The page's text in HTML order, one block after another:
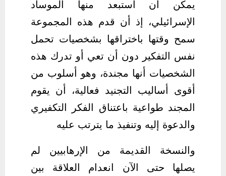
يمكن أن استبعد منها الموساد
الإسرائيلي، إذ أن قدم هذه المجموعة
سمح وقتها باختراقها بشخصيات تحمل
نفس التفكير دون أن تعي أو تدرك هذه
الشخصيات أنها مجندة، وهو أسلوب من
أقوى أساليب التجنيد فعالية، أن يقوم
المجند طواعية باعتناق الفكر التكفيري
والدعوة إليه وتنفيذ ما يترتب عليه
والنسخة القديمة من الإرهابيين لم
يصلها حتى الآن انعدام العلاقة بين